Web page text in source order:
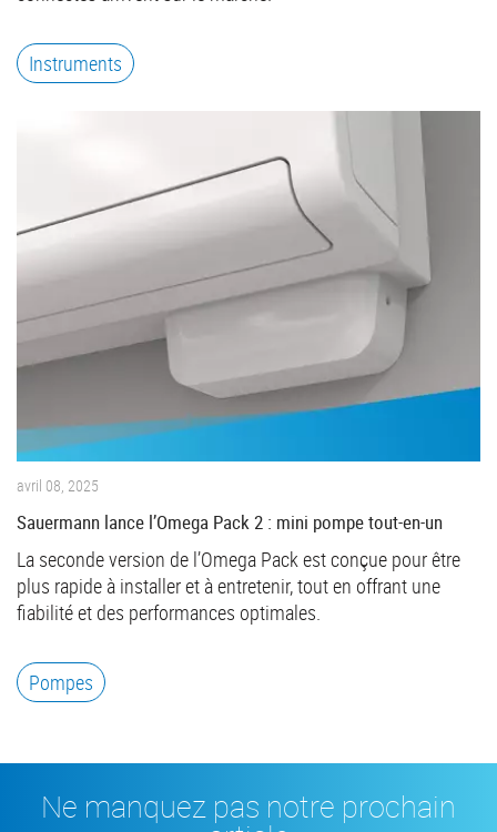
Instruments
avril 08, 2025
Sauermann lance l’Omega Pack 2 : mini pompe tout-en-un
La seconde version de l’Omega Pack est conçue pour être
plus rapide à installer et à entretenir, tout en offrant une
fiabilité et des performances optimales.
Pompes
Ne manquez pas notre prochain